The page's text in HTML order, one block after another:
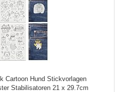
Cartoon Hund Stickvorlagen
Stabilisatoren 21 x 29.7cm